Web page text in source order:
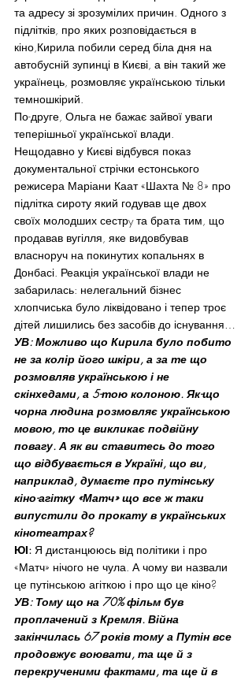
та адресу зі зрозумілих причин. Одного з
підлітків, про яких розповідається в
кіно,Кирила побили серед біла дня на
автобусній зупинці в Києві, а він такий же
українець, розмовляє українською тільки
темношкірий.
По-друге, Ольга не бажає зайвої уваги
теперішньої української влади.
Нещодавно у Києві відбувся показ
документальної стрічки естонського
режисера Маріани Каат «Шахта № 8» про
підлітка сироту який годував ще двох
своїх молодших сестрy та брата тим, що
продавав вугілля, яке видовбував
власноруч на покинутих копальнях в
Донбасі. Реакція української влади не
забарилась: нелегальний бізнес
хлопчиська було ліквідовано і тепер троє
дітей лишились без засобів до існування…
УВ: Можливо що Кирила було побито
не за колір його шкіри, а за те що
розмовляв українською і не
скінхедами, а 5-тою колоною. Як-що
чорна людина розмовляє українською
мовою, то це викликає подвійну
повагу. А як ви ставитесь до того
що відбувається в Україні, що ви,
наприклад, думаєте про путінську
кіно-агітку «Матч» що все ж таки
випустили до прокату в українських
кінотеатрах?
ЮІ: Я дистанцююсь від політики і про
«Матч» нічого не чула. А чому ви назвали
це путінською агіткою і про що це кіно?
УВ: Тому що на 70% фільм був
проплачений з Кремля. Війна
закінчилась 67 років тому а Путін все
продовжує воювати, та ще й з
перекрученими фактами, та ще й в